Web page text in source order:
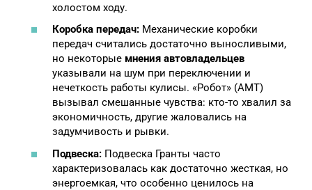
холостом ходу.
Коробка передач: Механические коробки
передач считались достаточно выносливыми,
но некоторые мнения автовладельцев
указывали на шум при переключении и
нечеткость работы кулисы. «Робот» (АМТ)
вызывал смешанные чувства: кто-то хвалил за
экономичность, другие жаловались на
задумчивость и рывки.
Подвеска: Подвеска Гранты часто
характеризовалась как достаточно жесткая, но
энергоемкая, что особенно ценилось на